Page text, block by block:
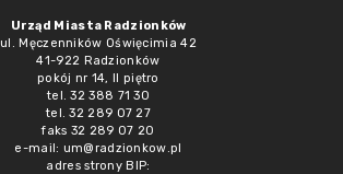
Urząd Miasta Radzionków
ul. Męczenników Oświęcimia 42
41-922 Radzionków
pokój nr 14, II piętro
tel. 32 388 71 30
tel. 32 289 07 27
faks 32 289 07 20
e-mail: um@radzionkow.pl
adres strony BIP: